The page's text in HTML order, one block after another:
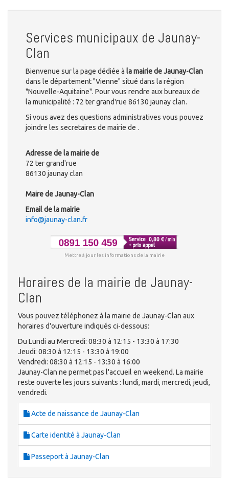
Services municipaux de Jaunay-
Clan
Bienvenue sur la page dédiée à la mairie de Jaunay-Clan
dans le département "Vienne" situé dans la région
"Nouvelle-Aquitaine". Pour vous rendre aux bureaux de
la municipalité : 72 ter grand'rue 86130 jaunay clan.
Si vous avez des questions administratives vous pouvez
joindre les secretaires de mairie de .
Adresse de la mairie de
72 ter grand'rue
86130 jaunay clan
Maire de Jaunay-Clan
Email de la mairie
info@jaunay-clan.fr
Mettre à jour les informations de la mairie
Horaires de la mairie de Jaunay-
Clan
Vous pouvez téléphonez à la mairie de Jaunay-Clan aux
horaires d'ouverture indiqués ci-dessous:
Du Lundi au Mercredi: 08:30 à 12:15 - 13:30 à 17:30
Jeudi: 08:30 à 12:15 - 13:30 à 19:00
Vendredi: 08:30 à 12:15 - 13:30 à 16:00
Jaunay-Clan ne permet pas l'accueil en weekend. La mairie
reste ouverte les jours suivants : lundi, mardi, mercredi, jeudi,
vendredi.
Acte de naissance de Jaunay-Clan
Carte identité à Jaunay-Clan
Passeport à Jaunay-Clan